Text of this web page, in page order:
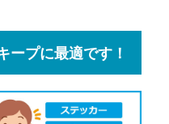
ープに最適です！